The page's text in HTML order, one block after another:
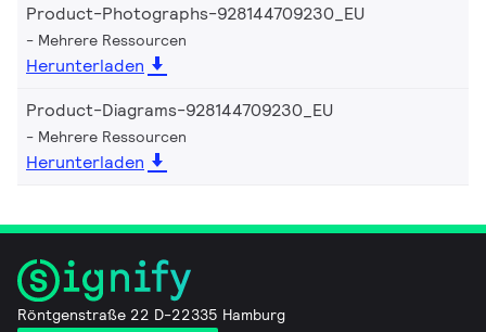
Product-Photographs-928144709230_EU
Mehrere Ressourcen
Herunterladen
Product-Diagrams-928144709230_EU
Mehrere Ressourcen
Herunterladen
Röntgenstraße 22 D-22335 Hamburg